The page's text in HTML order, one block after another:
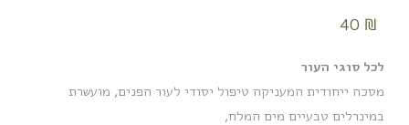
40 ₪
לכל סוגי העור
מסכה ייחודית המעניקה טיפול יסודי לעור הפנים, מועשרת
במינרלים טבעיים מים המלח,